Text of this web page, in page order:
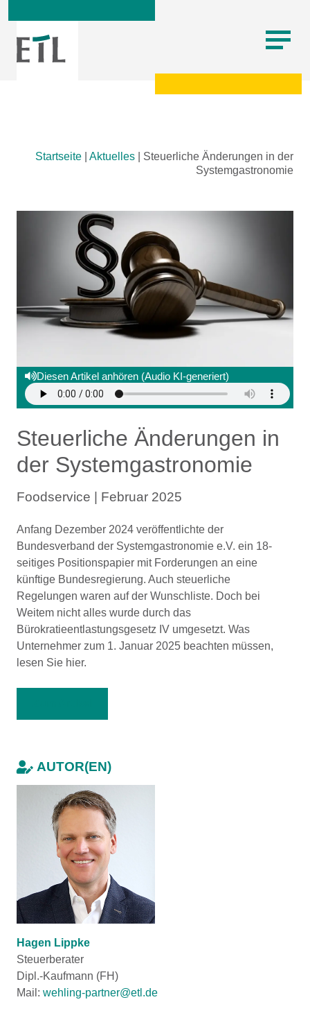
Startseite Aktuelles
Steuerliche Änderungen in der
Systemgastronomie
Diesen Artikel anhören (Audio KI-generiert)
Steuerliche Änderungen in
der Systemgastronomie
Foodservice | Februar 2025
Anfang Dezember 2024 veröffentlichte der
Bundesverband der Systemgastronomie e.V. ein 18-
seitiges Positionspapier mit Forderungen an eine
künftige Bundesregierung. Auch steuerliche
Regelungen waren auf der Wunschliste. Doch bei
Weitem nicht alles wurde durch das
Bürokratieentlastungsgesetz IV umgesetzt. Was
Unternehmer zum 1. Januar 2025 beachten müssen,
lesen Sie hier.
AUTOR(EN)
Hagen Lippke
Steuerberater
Dipl.-Kaufmann (FH)
Mail: wehling-partner@etl.de